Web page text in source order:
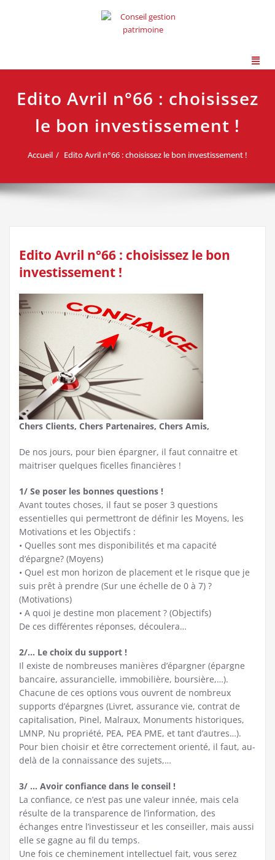
Edito Avril n°66 : choisissez
le bon investissement !
Accueil Edito Avril n°66 : choisissez le bon investissement !
Edito Avril n°66 : choisissez le bon
investissement !
Chers Clients, Chers Partenaires, Chers Amis,
De nos jours, pour bien épargner, il faut connaitre et
maitriser quelques ficelles financières !
1/ Se poser les bonnes questions !
Avant toutes choses, il faut se poser 3 questions
essentielles qui permettront de définir les Moyens, les
Motivations et les Objectifs :
• Quelles sont mes disponibilités et ma capacité
d’épargne? (Moyens)
• Quel est mon horizon de placement et le risque que je
suis prêt à prendre (Sur une échelle de 0 à 7) ?
(Motivations)
• A quoi je destine mon placement ? (Objectifs)
De ces différentes réponses, découlera…
2/… Le choix du support !
Il existe de nombreuses manières d’épargner (épargne
bancaire, assurancielle, immobilière, boursière,…).
Chacune de ces options vous ouvrent de nombreux
supports d’épargnes (Livret, assurance vie, contrat de
capitalisation, Pinel, Malraux, Monuments historiques,
LMNP, Nu propriété, PEA, PEA PME, et tant d’autres…).
Pour bien choisir et être correctement orienté, il faut, au-
delà de la connaissance des sujets,…
3/ … Avoir confiance dans le conseil !
La confiance, ce n’est pas une valeur innée, mais cela
résulte de la transparence de l’information, des
échanges entre l’investisseur et les conseiller, mais aussi
elle se gagne au fil du temps.
Une fois ce cheminement intellectuel fait, vous serez